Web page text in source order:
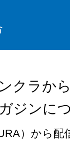
クラか
ジンに
）から